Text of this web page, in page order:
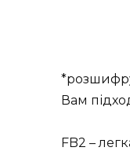
Вам
FB2 –